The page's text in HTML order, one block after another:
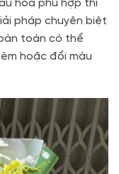
hoa phù hợp thì
pháp chuyên biệt
toàn có thể
hoặc đổi màu